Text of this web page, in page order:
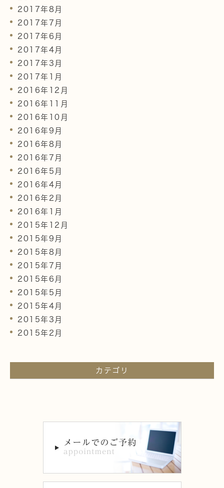
2017年8月
2017年7月
2017年6月
2017年4月
2017年3月
2017年1月
2016年12月
2016年11月
2016年10月
2016年9月
2016年8月
2016年7月
2016年5月
2016年4月
2016年2月
2016年1月
2015年12月
2015年9月
2015年8月
2015年7月
2015年6月
2015年5月
2015年4月
2015年3月
2015年2月
カテゴリ